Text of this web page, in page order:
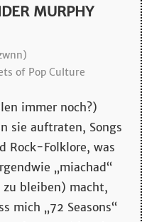
MURPHY
of Pop Culture
immer noch?)
sie auftraten, Songs
Rock-Folklore, was
„miachad“
bleiben) macht,
mich „72 Seasons“